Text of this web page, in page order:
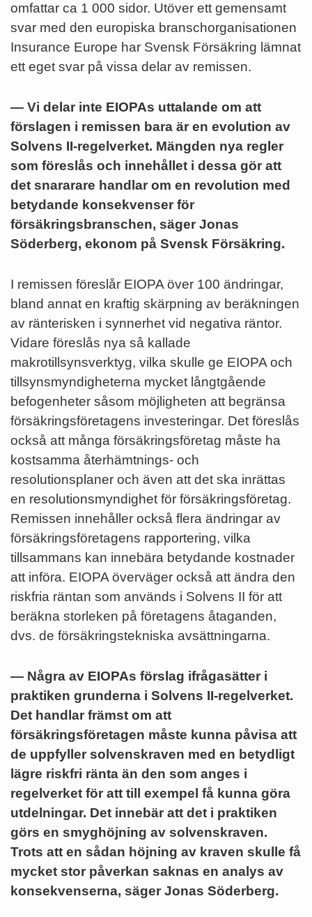
omfattar ca 1 000 sidor. Utöver ett gemensamt
svar med den europiska branschorganisationen
Insurance Europe har Svensk Försäkring lämnat
ett eget svar på vissa delar av remissen.
— Vi delar inte EIOPAs uttalande om att
förslagen i remissen bara är en evolution av
Solvens II-regelverket. Mängden nya regler
som föreslås och innehållet i dessa gör att
det snararare handlar om en revolution med
betydande konsekvenser för
försäkringsbranschen, säger Jonas
Söderberg, ekonom på Svensk Försäkring.
I remissen föreslår EIOPA över 100 ändringar,
bland annat en kraftig skärpning av beräkningen
av ränterisken i synnerhet vid negativa räntor.
Vidare föreslås nya så kallade
makrotillsynsverktyg, vilka skulle ge EIOPA och
tillsynsmyndigheterna mycket långtgående
befogenheter såsom möjligheten att begränsa
försäkringsföretagens investeringar. Det föreslås
också att många försäkringsföretag måste ha
kostsamma återhämtnings- och
resolutionsplaner och även att det ska inrättas
en resolutionsmyndighet för försäkringsföretag.
Remissen innehåller också flera ändringar av
försäkringsföretagens rapportering, vilka
tillsammans kan innebära betydande kostnader
att införa. EIOPA överväger också att ändra den
riskfria räntan som används i Solvens II för att
beräkna storleken på företagens åtaganden,
dvs. de försäkringstekniska avsättningarna.
— Några av EIOPAs förslag ifrågasätter i
praktiken grunderna i Solvens II-regelverket.
Det handlar främst om att
försäkringsföretagen måste kunna påvisa att
de uppfyller solvenskraven med en betydligt
lägre riskfri ränta än den som anges i
regelverket för att till exempel få kunna göra
utdelningar. Det innebär att det i praktiken
görs en smyghöjning av solvenskraven.
Trots att en sådan höjning av kraven skulle få
mycket stor påverkan saknas en analys av
konsekvenserna, säger Jonas Söderberg.